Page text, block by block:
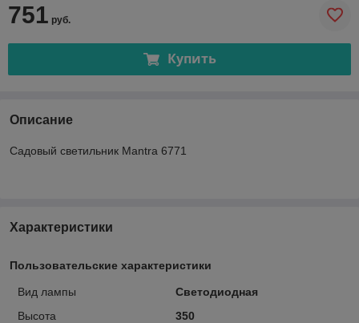
751 руб.
Купить
Описание
Садовый светильник Mantra 6771
Характеристики
Пользовательские характеристики
Вид лампы
Светодиодная
Высота
350